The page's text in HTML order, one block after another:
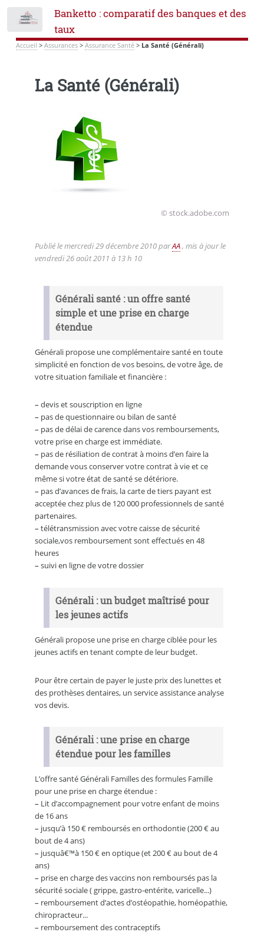
Banketto : comparatif des banques et des
taux
Accueil > Assurances> Assurance Santé> La Santé (Générali)
La Santé (Générali)
© stock.adobe.com
Publié lemercredi 29 décembre 2010parAA, mis à jour le
vendredi 26 août 2011 à 13 h 10
Générali santé : un offre santé
simple et une prise en charge
étendue
Générali propose une complémentaire santé en toute
simplicité en fonction de vos besoins, de votre âge, de
votre situation familiale et financière :
– devis et souscription en ligne
– pas de questionnaire ou bilan de santé
– pas de délai de carence dans vos remboursements,
votre prise en charge est immédiate.
– pas de résiliation de contrat à moins d’en faire la
demande vous conserver votre contrat à vie et ce
même si votre état de santé se détériore.
– pas d’avances de frais, la carte de tiers payant est
acceptée chez plus de 120 000 professionnels de santé
partenaires.
– télétransmission avec votre caisse de sécurité
sociale,vos remboursement sont effectués en 48
heures
– suivi en ligne de votre dossier
Générali : un budget maîtrisé pour
les jeunes actifs
Générali propose une prise en charge ciblée pour les
jeunes actifs en tenant compte de leur budget.
Pour être certain de payer le juste prix des lunettes et
des prothèses dentaires, un service assistance analyse
vos devis.
Générali : une prise en charge
étendue pour les familles
L’offre santé Générali Familles des formules Famille
pour une prise en charge étendue :
– Lit d’accompagnement pour votre enfant de moins
de 16 ans
– jusqu’à 150 € remboursés en orthodontie (200 € au
bout de 4 ans)
– jusquâ€™à 150 € en optique (et 200 € au bout de 4
ans)
– prise en charge des vaccins non remboursés pas la
sécurité sociale ( grippe, gastro-entérite, varicelle...)
– remboursement d’actes d’ostéopathie, homéopathie,
chiropracteur...
– remboursement des contraceptifs